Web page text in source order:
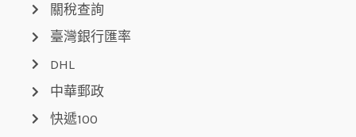
關稅查詢
臺灣銀行匯率
DHL
中華郵政
快遞100